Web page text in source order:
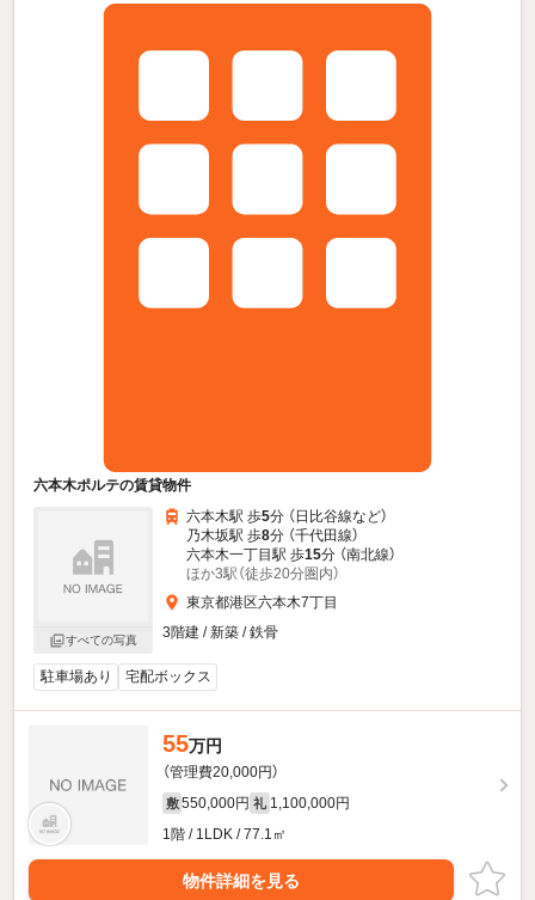
六本木ポルテの賃貸物件
すべての写真
六本木駅 歩5分 （日比谷線など）
乃木坂駅 歩8分 （千代田線）
六本木一丁目駅 歩15分 （南北線）
ほか3駅（徒歩20分圏内）
東京都港区六本木7丁目
3階建 / 新築 / 鉄骨
駐車場あり 宅配ボックス
55万円
（管理費20,000円）
敷 550,000円 礼 1,100,000円
1階 / 1LDK / 77.1㎡
物件詳細を見る